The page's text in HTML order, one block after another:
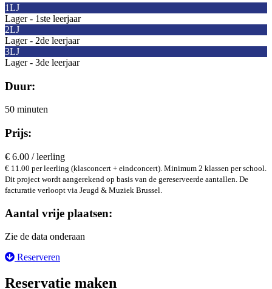
1LJ
Lager - 1ste leerjaar
2LJ
Lager - 2de leerjaar
3LJ
Lager - 3de leerjaar
Duur:
50 minuten
Prijs:
€ 6.00 / leerling
€ 11.00 per leerling (klasconcert + eindconcert). Minimum 2 klassen per school.
Dit project wordt aangerekend op basis van de gereserveerde aantallen. De
facturatie verloopt via Jeugd & Muziek Brussel.
Aantal vrije plaatsen:
Zie de data onderaan
Reserveren
Reservatie maken